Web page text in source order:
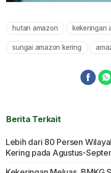
hutan amazon kekeringan
sungai amazon kering
Berita Terkait
Lebih dari 80 Persen
Kering pada Agustus-